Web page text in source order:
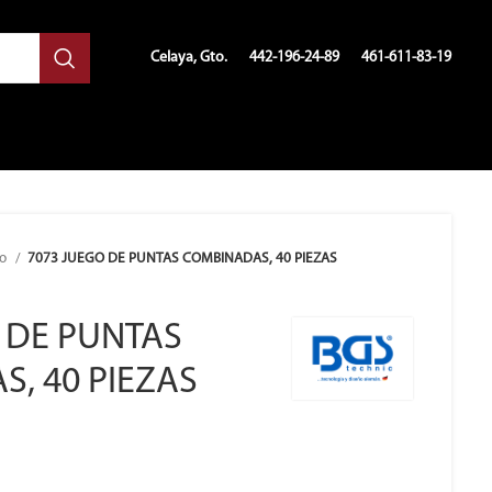
Celaya, Gto. 442-196-24-89 461-611-83-19
7073 JUEGO DE PUNTAS COMBINADAS, 40 PIEZAS
PUNTAS
40 PIEZAS